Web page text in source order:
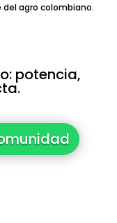
del agro colombiano.
potencia,